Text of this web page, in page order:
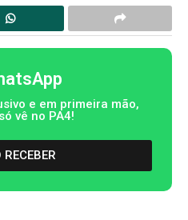
e em primeira mão,
vê no PA4!
RECEBER